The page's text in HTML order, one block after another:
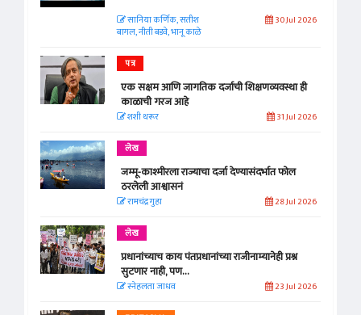
सानिया कर्णिक, सतीश
बागल, नीती बडवे, भानू काळे
30 Jul 2026
पत्र
एक सक्षम आणि जागतिक दर्जाची शिक्षणव्यवस्था ही
काळाची गरज आहे
शशी थरूर 31 Jul 2026
लेख
जम्मू-काश्मीरला राज्याचा दर्जा देण्यासंदर्भात फोल
ठरलेली आश्वासनं
रामचंद्र गुहा 28 Jul 2026
लेख
प्रधानांच्याच काय पंतप्रधानांच्या राजीनाम्यानेही प्रश्न
सुटणार नाही, पण...
स्नेहलता जाधव 23 Jul 2026